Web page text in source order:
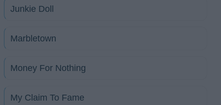
Junkie Doll
Marbletown
Money For Nothing
My Claim To Fame